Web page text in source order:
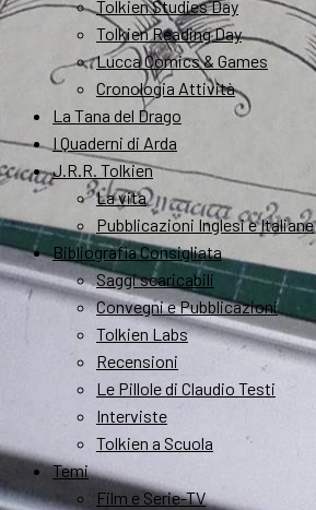
Tolkien Studies Day
Tolkien Reading Day
Lucca Comics & Games
Cronologia Attività
La Tana del Drago
I Quaderni di Arda
J.R.R. Tolkien
La vita
Pubblicazioni Inglesi e Italiane
Bibliografia Consigliata
Saggi scaricabili
Convegni e Pubblicazioni
Tolkien Labs
Recensioni
Le Pillole di Claudio Testi
Interviste
Tolkien a Scuola
Temi
Film e Serie-TV